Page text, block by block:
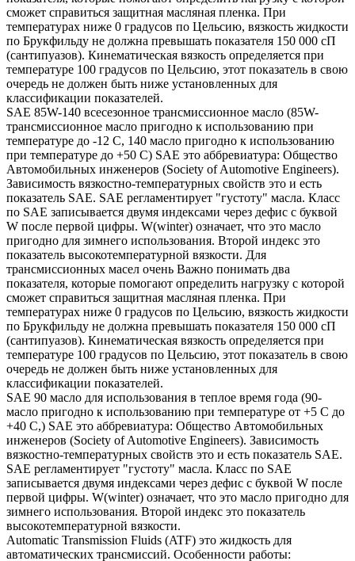
сможет справиться защитная масляная пленка. При
температурах ниже 0 градусов по Цельсию, вязкость жидкости
по Брукфильду не должна превышать показателя 150 000 сП
(сантипуазов). Кинематическая вязкость определяется при
температуре 100 градусов по Цельсию, этот показатель в свою
очередь не должен быть ниже установленных для
классификации показателей.
SAE 85W-140 всесезонное трансмиссионное масло (85W-
трансмиссионное масло пригодно к использованию при
температуре до -12 С, 140 масло пригодно к использованию
при температуре до +50 С) SAE это аббревиатура: Общество
Автомобильных инженеров (Society of Automotive Engineers).
Зависимость вязкостно-температурных свойств это и есть
показатель SAE. SAE регламентирует "густоту" масла. Класс
по SAE записывается двумя индексами через дефис с буквой
W после первой цифры. W(winter) означает, что это масло
пригодно для зимнего использования. Второй индекс это
показатель высокотемпературной вязкости. Для
трансмиссионных масел очень Важно понимать два
показателя, которые помогают определить нагрузку с которой
сможет справиться защитная масляная пленка. При
температурах ниже 0 градусов по Цельсию, вязкость жидкости
по Брукфильду не должна превышать показателя 150 000 сП
(сантипуазов). Кинематическая вязкость определяется при
температуре 100 градусов по Цельсию, этот показатель в свою
очередь не должен быть ниже установленных для
классификации показателей.
SAE 90 масло для использования в теплое время года (90-
масло пригодно к использованию при температуре от +5 С до
+40 С,) SAE это аббревиатура: Общество Автомобильных
инженеров (Society of Automotive Engineers). Зависимость
вязкостно-температурных свойств это и есть показатель SAE.
SAE регламентирует "густоту" масла. Класс по SAE
записывается двумя индексами через дефис с буквой W после
первой цифры. W(winter) означает, что это масло пригодно для
зимнего использования. Второй индекс это показатель
высокотемпературной вязкости.
Automatic Transmission Fluids (ATF) это жидкость для
автоматических трансмиссий. Особенности работы: